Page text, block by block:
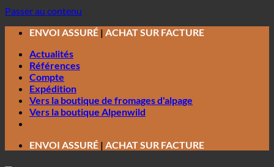
Passer au contenu
ENVOI ASSURÉ | ACHAT SUR FACTURE
Actualités
Références
Compte
Expédition
Vers la boutique de fromages d'alpage
Vers la boutique Alpenwild
ENVOI ASSURÉ | ACHAT SUR FACTURE